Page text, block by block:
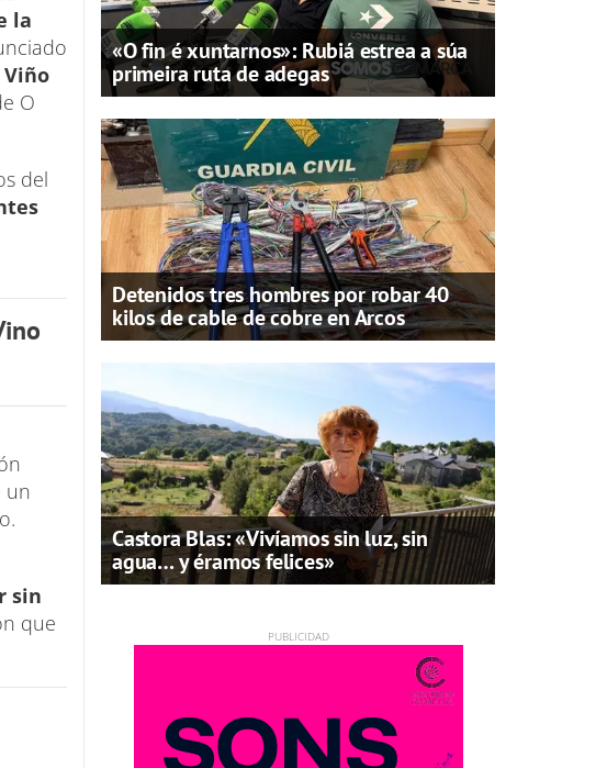
la
O
del
un
sin
que
«O fin é xuntarnos»: Rubiá estrea a súa
primeira ruta de adegas
Detenidos tres hombres por robar 40
kilos de cable de cobre en Arcos
Castora Blas: «Vivíamos sin luz, sin
agua… y éramos felices»